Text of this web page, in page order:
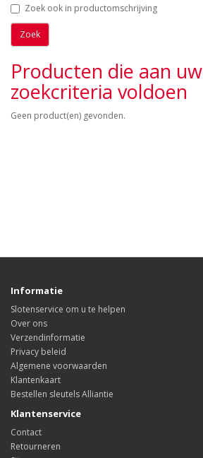
Zoek ook in productomschrijving
Producten die aan uw
zoekcriteria voldoen
Geen product(en) gevonden.
Informatie
Slotenservice om u te helpen
Over ons
Verzendinformatie
Privacy beleid
Algemene voorwaarden
Klantenkaart
Bestellen sleutels Alliantie
Klantenservice
Contact
Retourneren